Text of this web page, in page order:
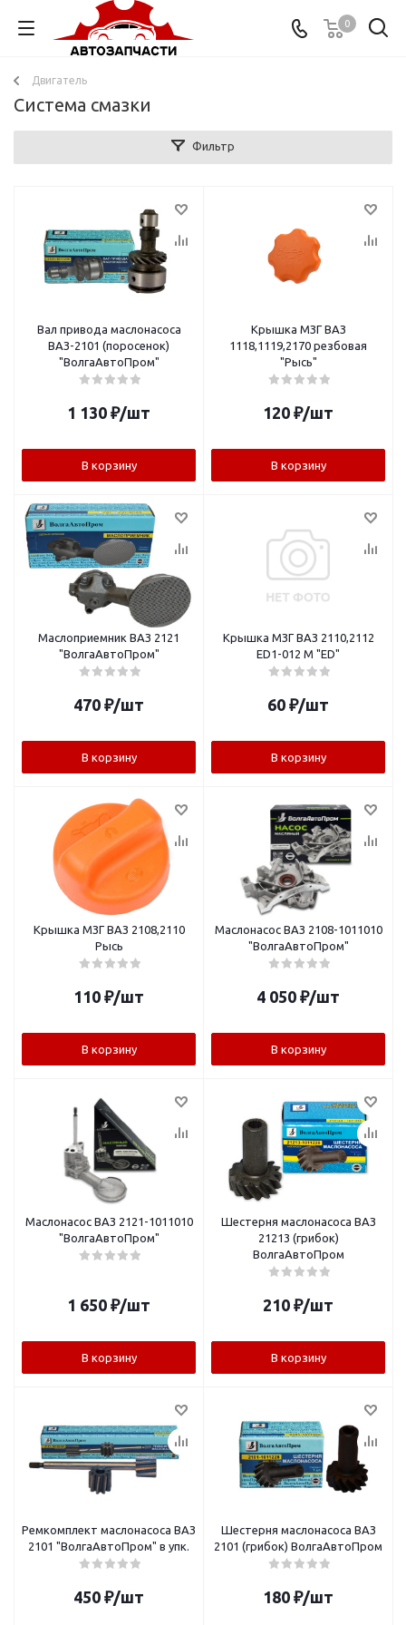
0
Двигатель
Система смазки
Фильтр
Вал привода маслонасоса
ВАЗ-2101 (поросенок)
"ВолгаАвтоПром"
1 130 ₽/шт
В корзину
Крышка МЗГ ВАЗ
1118,1119,2170 резбовая
"Рысь"
120 ₽/шт
В корзину
Маслоприемник ВАЗ 2121
"ВолгаАвтоПром"
470 ₽/шт
В корзину
Крышка МЗГ ВАЗ 2110,2112
ED1-012 М "ED"
60 ₽/шт
В корзину
Крышка МЗГ ВАЗ 2108,2110
Рысь
110 ₽/шт
В корзину
Маслонасос ВАЗ 2108-1011010
"ВолгаАвтоПром"
4 050 ₽/шт
В корзину
Маслонасос ВАЗ 2121-1011010
"ВолгаАвтоПром"
1 650 ₽/шт
В корзину
Шестерня маслонасоса ВАЗ
21213 (грибок)
ВолгаАвтоПром
210 ₽/шт
В корзину
Ремкомплект маслонасоса ВАЗ
2101 "ВолгаАвтоПром" в упк.
450 ₽/шт
Шестерня маслонасоса ВАЗ
2101 (грибок) ВолгаАвтоПром
180 ₽/шт